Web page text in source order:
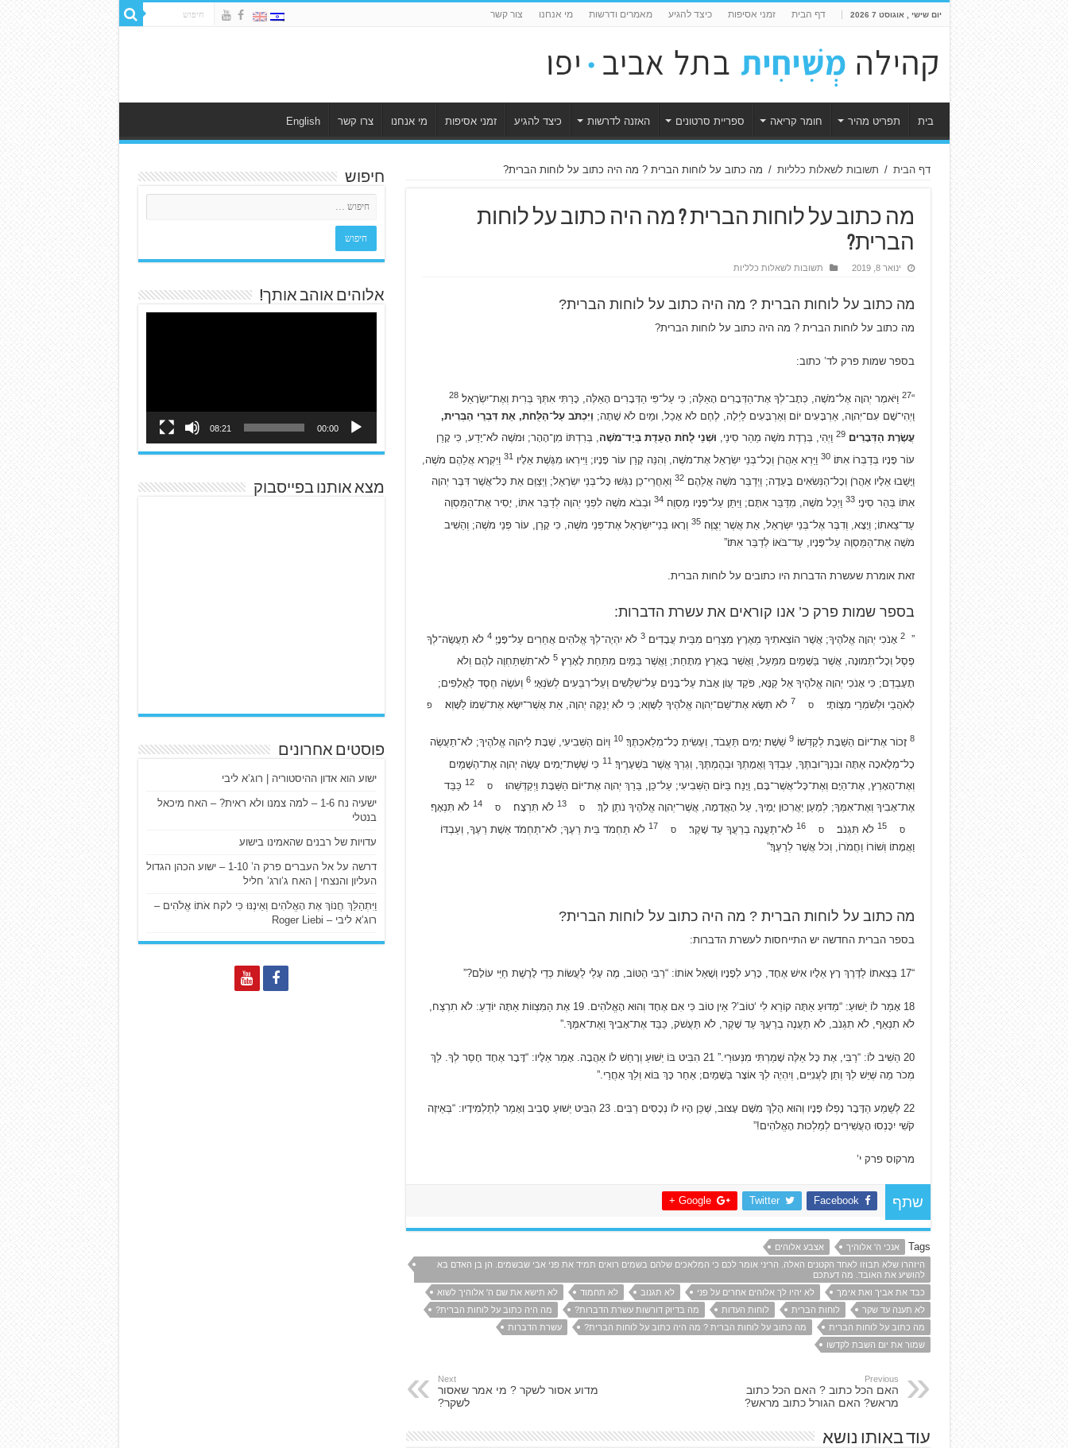
יום שישי , אוגוסט 7 2026 דף הבית זמני אסיפות כיצד להגיע מאמרים ודרשות מי אנחנו צור קשר
בית תפריט מהיר חומר קריאה ספריית סרטונים האזנה לדרשות כיצד להגיע זמני אסיפות מי אנחנו צרו קשר English
דף הבית / תשובות לשאלות כלליות / מה כתוב על לוחות הברית ? מה היה כתוב על לוחות הברית?
מה כתוב על לוחות הברית ? מה היה כתוב על לוחות
הברית?
ינואר 8, 2019 תשובות לשאלות כלליות
מה כתוב על לוחות הברית ? מה היה כתוב על לוחות הברית?
מה כתוב על לוחות הברית ? מה היה כתוב על לוחות הברית?
בספר שמות פרק לד’ כתוב:
“
27 וַיֹּאמֶר יְהוָה אֶל־מֹשֶׁה, כְּתָב־לְךָ אֶת־הַדְּבָרִים הָאֵלֶּה; כִּי עַל־פִּי הַדְּבָרִים הָאֵלֶּה, כָּרַתִּי אִתְּךָ בְּרִית וְאֶת־יִשְׂרָאֵל׃28
וַיְהִי־שָׁם עִם־יְהוָה, אַרְבָּעִים יוֹם וְאַרְבָּעִים לַיְלָה, לֶחֶם לֹא אָכַל, וּמַיִם לֹא שָׁתָה; וַיִּכְתֹּב עַל־הַלֻּחֹת, אֵת דִּבְרֵי הַבְּרִית,
עֲשֶׂרֶת הַדְּבָרִים ׃29 וַיְהִי, בְּרֶדֶת מֹשֶׁה מֵהַר סִינַי, וּשְׁנֵי לֻחֹת הָעֵדֻת בְּיַד־מֹשֶׁה, בְּרִדְתּוֹ מִן־הָהָר; וּמֹשֶׁה לֹא־יָדַע, כִּי קָרַן
עוֹר פָּנָיו בְּדַבְּרוֹ אִתּוֹ׃30 וַיַּרְא אַהֲרֹן וְכָל־בְּנֵי יִשְׂרָאֵל אֶת־מֹשֶׁה, וְהִנֵּה קָרַן עוֹר פָּנָיו; וַיִּירְאוּ מִגֶּשֶׁת אֵלָיו׃31 וַיִּקְרָא אֲלֵהֶם מֹשֶׁה,
וַיָּשֻׁבוּ אֵלָיו אַהֲרֹן וְכָל־הַנְּשִׂאִים בָּעֵדָה; וַיְדַבֵּר מֹשֶׁה אֲלֵהֶם׃32 וְאַחֲרֵי־כֵן נִגְּשׁוּ כָּל־בְּנֵי יִשְׂרָאֵל; וַיְצַוֵּם אֵת כָּל־אֲשֶׁר דִּבֶּר יְהוָה
אִתּוֹ בְּהַר סִינָי׃33 וַיְכַל מֹשֶׁה, מִדַּבֵּר אִתָּם; וַיִּתֵּן עַל־פָּנָיו מַסְוֶה׃34 וּבְבֹא מֹשֶׁה לִפְנֵי יְהוָה לְדַבֵּר אִתּוֹ, יָסִיר אֶת־הַמַּסְוֶה
עַד־צֵאתוֹ; וְיָצָא, וְדִבֶּר אֶל־בְּנֵי יִשְׂרָאֵל, אֵת אֲשֶׁר יְצֻוֶּה׃35 וְרָאוּ בְנֵי־יִשְׂרָאֵל אֶת־פְּנֵי מֹשֶׁה, כִּי קָרַן, עוֹר פְּנֵי מֹשֶׁה; וְהֵשִׁיב
מֹשֶׁה אֶת־הַמַּסְוֶה עַל־פָּנָיו, עַד־בֹּאוֹ לְדַבֵּר אִתּוֹ׃”
זאת אומרת שעשרת הדברות היו כתובים על לוחות הברית.
בספר שמות פרק כ’ אנו קוראים את עשרת הדברות:
”
2 אָנֹכִי יְהוָה אֱלֹהֶיךָ; אֲשֶׁר הוֹצֵאתִיךָ מֵאֶרֶץ מִצְרַיִם מִבֵּית עֲבָדִים׃3 לֹא יִהְיֶה־לְךָ אֱלֹהִים אֲחֵרִים עַל־פָּנָיַ׃4 לֹא תַעֲשֶׂה־לְךָ
פֶסֶל וְכָל־תְּמוּנָה, אֲשֶׁר בַּשָּׁמַיִם מִמַּעַל, וַאֲשֶׁר בָּאָרֶץ מִתָּחַת; וַאֲשֶׁר בַּמַּיִם מִתַּחַת לָאָרֶץ׃5 לֹא־תִשְׁתַּחְוֶה לָהֶם וְלֹא
תָעָבְדֵם; כִּי אָנֹכִי יְהוָה אֱלֹהֶיךָ אֵל קַנָּא, פֹּקֵד עֲוֹן אָבֹת עַל־בָּנִים עַל־שִׁלֵּשִׁים וְעַל־רִבֵּעִים לְשֹׂנְאָי׃6 וְעֹשֶׂה חֶסֶד לַאֲלָפִים;
לְאֹהֲבַי וּלְשֹׁמְרֵי מִצְוֹתָי׃ס 7 לֹא תִשָּׂא אֶת־שֵׁם־יְהוָה אֱלֹהֶיךָ לַשָּׁוְא; כִּי לֹא יְנַקֶּה יְהוָה, אֵת אֲשֶׁר־יִשָּׂא אֶת־שְׁמוֹ לַשָּׁוְא׃ פ
8 זָכוֹר אֶת־יוֹם הַשַּׁבָּת לְקַדְּשׁוֹ׃9 שֵׁשֶׁת יָמִים תַּעֲבֹד, וְעָשִׂיתָ כָּל־מְלַאכְתֶּךָ׃10 וְיוֹם הַשְּׁבִיעִי, שַׁבָּת לַיהוָה אֱלֹהֶיךָ; לֹא־תַעֲשֶׂה
כָל־מְלָאכָה אַתָּה וּבִנְךָ־וּבִתֶּךָ, עַבְדְּךָ וַאֲמָתְךָ וּבְהֶמְתֶּךָ, וְגֵרְךָ אֲשֶׁר בִּשְׁעָרֶיךָ׃11 כִּי שֵׁשֶׁת־יָמִים עָשָׂה יְהוָה אֶת־הַשָּׁמַיִם
וְאֶת־הָאָרֶץ, אֶת־הַיָּם וְאֶת־כָּל־אֲשֶׁר־בָּם, וַיָּנַח בַּיּוֹם הַשְּׁבִיעִי; עַל־כֵּן, בֵּרַךְ יְהוָה אֶת־יוֹם הַשַּׁבָּת וַיְקַדְּשֵׁהוּ׃ס 12 כַּבֵּד
אֶת־אָבִיךָ וְאֶת־אִמֶּךָ; לְמַעַן יַאֲרִכוּן יָמֶיךָ, עַל הָאֲדָמָה, אֲשֶׁר־יְהוָה אֱלֹהֶיךָ נֹתֵן לָךְ׃ס 13 לֹא תִּרְצָח׃ס 14 לֹא תִּנְאָף׃
ס 15 לֹא תִּגְנֹב׃ס 16 לֹא־תַעֲנֶה בְרֵעֲךָ עֵד שָׁקֶר׃ס 17 לֹא תַחְמֹד בֵּית רֵעֶךָ; לֹא־תַחְמֹד אֵשֶׁת רֵעֶךָ, וְעַבְדּוֹ
וַאֲמָתוֹ וְשׁוֹרוֹ וַחֲמֹרוֹ, וְכֹל אֲשֶׁר לְרֵעֶךָ׃”
מה כתוב על לוחות הברית ? מה היה כתוב על לוחות הברית?
בספר הברית החדשה יש התייחסות לעשרת הדברות:
“
17 בְּצֵאתוֹ לַדֶּרֶךְ רָץ אֵלָיו אִישׁ אֶחָד, כָּרַע לְפָנָיו וְשָׁאַל אוֹתוֹ: “רַבִּי הַטּוֹב, מֶה עָלַי לַעֲשׂוֹת כְּדֵי לָרֶשֶׁת חַיֵּי עוֹלָם?”
18 אָמַר לוֹ יֵשׁוּעַ: “מַדּוּעַ אַתָּה קוֹרֵא לִי ‘טוֹב’? אֵין טוֹב כִּי אִם אֶחָד וְהוּא הָאֱלֹהִים.19 אֶת הַמִּצְווֹת אַתָּה יוֹדֵעַ: לֹא תִרְצַח,
לֹא תִנְאַף, לֹא תִגְנֹב, לֹא תַעֲנֶה בְרֵעֲךָ עֵד שָׁקֶר, לֹא תַּעֲשֹׁק, כַּבֵּד אֶת־אָבִיךָ וְאֶת־אִמֶּךָ.”
20 הֵשִׁיב לוֹ: “רַבִּי, אֶת כָּל אֵלֶּה שָׁמַרְתִּי מִנְּעוּרַי.” 21 הִבִּיט בּוֹ יֵשׁוּעַ וְרָחַשׁ לוֹ אַהֲבָה. אָמַר אֵלָיו: “דָּבָר אֶחָד חָסֵר לְךָ. לֵךְ
מְכֹר מַה שֶּׁיֵשׁ לְךָ וְתֵן לָעֲנִיִּים, וְיִהְיֶה לְךָ אוֹצָר בַּשָּׁמַיִם; אַחַר כָּךְ בּוֹא וְלֵךְ אַחֲרַי.”
22 לְשֵׁמַע הַדָּבָר נָפְלוּ פָּנָיו וְהוּא הָלַךְ מִשָּׁם עָצוּב, שֶׁכֵּן הָיוּ לוֹ נְכָסִים רַבִּים.23 הִבִּיט יֵשׁוּעַ סָבִיב וְאָמַר לְתַלְמִידָיו: “בְּאֵיזֶה
קֹשִׁי יִכָּנְסוּ הָעֲשִׁירִים לְמַלְכוּת הָאֱלֹהִים!”
מרקוס פרק י’
שתף Facebook
Twitter
Google +
Tags אנכי ה' אלוהיך
אצבע אלוהים
היזהרו שלא תבוזו לאחד הקטנים האלה. הריני אומר לכם כי המלאכים שלהם בשמים רואים תמיד את פני אבי שבשמים. הן בן האדם בא
להושיע את האובד. מה דעתכם
כבד את אביך ואת אימך
לא יהיו לך אלוהים אחרים על פני לא תגנוב לא תחמוד
לא תישא את שם ה' אלוהיך לשוא
לא תענה עד שקר
לוחות הברית לוחות העדות מה בדיוק דורשות עשרת הדברות?
מה היה כתוב על לוחות הברית?
מה כתוב על לוחות הברית
מה כתוב על לוחות הברית ? מה היה כתוב על לוחות הברית?
עשרת הדברות
שמור את יום השבת לקדשו
Previous
האם הכל כתוב ? האם הכל כתוב
מראש? האם הגורל כתוב מראש?
Next
מדוע אסור לשקר ? מי אמר שאסור
לשקר?
עוד באותו נושא
חיפוש
אלוהים אוהב אותך!
00:00
08:21
מצא אותנו בפייסבוק
פוסטים אחרונים
ישוע הוא אדון ההיסטוריה | רוג’א ליבי
ישעיה נח 1-6 – למה צמנו ולא ראית? – האח מיכאל
בנטלי
עדויות של רבנים שהאמינו בישוע
דרשה על אל העברים פרק ה’ 1-10 – ישוע הכהן הגדול
העליון והנצחי | האח ג’ורג’ חליל
וַיִּתְהַלֵּךְ חֲנוֹךְ אֶת הָאֱלֹהִים וְאֵינֶנּוּ כִּי לקח אֹתוֹ אֱלֹהִים –
רוג’א ליבי – Roger Liebi